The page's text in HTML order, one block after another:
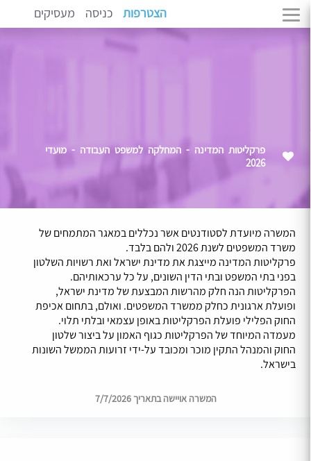
הצטרפות כניסה מעסיקים
פרקליטות המדינה - המחלקה למשפט העבודה - מועדי
2026
המשרה מיועדת לסטודנטים אשר נכללים במאגר המתמחים של
משרד המשפטים לשנת 2026 ולהם בלבד.
פרקליטות המדינה מייצגת את מדינת ישראל ואת רשויות השלטון
בפני בתי המשפט ובתי הדין השונים, על כל ערכאותיהם.
הפרקליטות הנה חלק מהרשות המבצעת של מדינת ישראל,
ופועלת ארגונית כחלק ממשרד המשפטים. ואולם, בתחום אכיפת
החוק הפלילי פועלת הפרקליטות באופן עצמאי ובלתי תלוי.
מעמדה המיוחד של הפרקליטות כגוף האמון על ביצור שלטון
החוק והמנהל התקין מוכר ומכובד על-ידי זרועות הממשל השונות
בישראל.
המשרה אויישה בתאריך 7/7/2026